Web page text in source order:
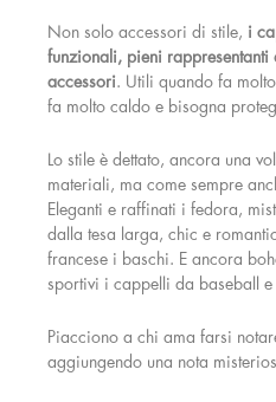
Non solo accessori di stile, i
funzionali, pieni rappresentanti
accessori. Utili quando fa
fa molto caldo e bisogna
Lo stile è dettato, ancora una
materiali, ma come sempre
Eleganti e raffinati i fedora,
dalla tesa larga, chic e
francese i baschi. E ancora
sportivi i cappelli da baseball e
Piacciono a chi ama farsi
aggiungendo una nota